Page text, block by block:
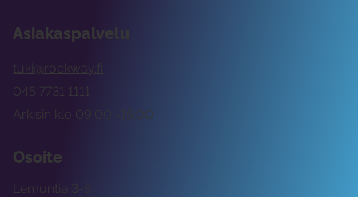
Asiakaspalvelu
tuki@rockway.fi
Arkisin klo 09:00 -15:00
045 7731 1111
Osoite
Lemuntie 3-5